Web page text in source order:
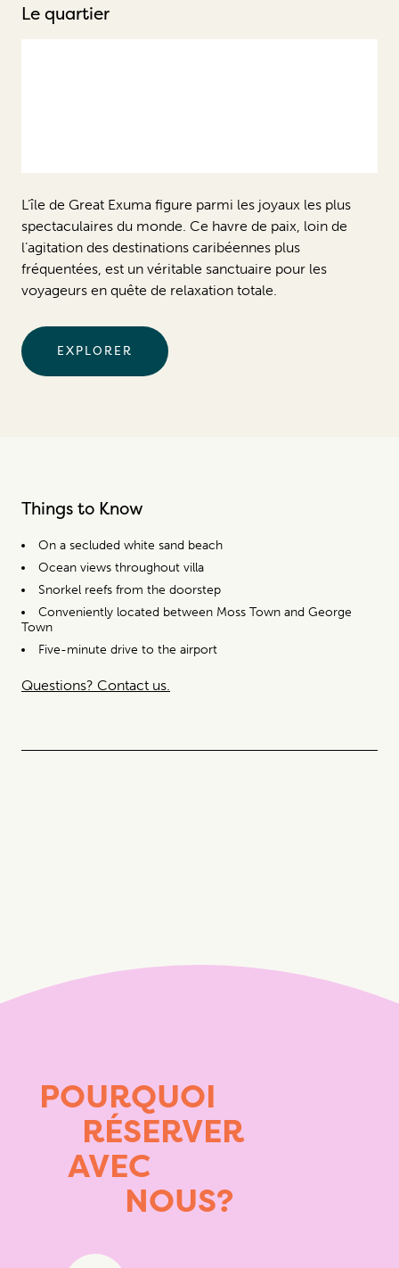
Le quartier
L’île de Great Exuma figure parmi les joyaux les plus
spectaculaires du monde. Ce havre de paix, loin de
l’agitation des destinations caribéennes plus
fréquentées, est un véritable sanctuaire pour les
voyageurs en quête de relaxation totale.
EXPLORER
Things to Know
On a secluded white sand beach
Ocean views throughout villa
Snorkel reefs from the doorstep
Conveniently located between Moss Town and George
Town
Five-minute drive to the airport
Questions? Contact us.
POURQUOI
RÉSERVER
AVEC
NOUS?